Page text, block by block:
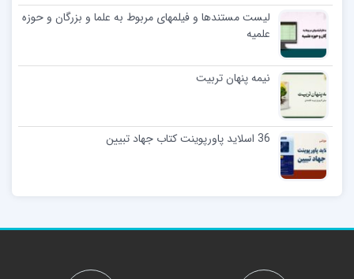
لیست مستندها و فیلمهای مربوط به علما و بزرگان و حوزه
علمیه
نیمه پنهان تربیت
36 اسلاید پاورپوینت کتاب جهاد تبیین